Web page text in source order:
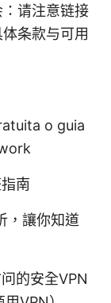
请注意链接
条款与可用
o guia
南
，讓你知道
的安全VPN